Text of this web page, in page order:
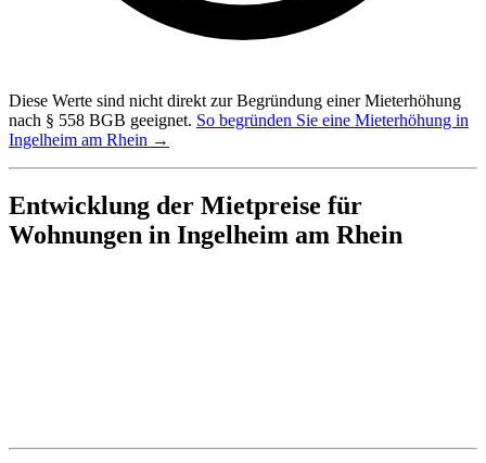
Diese Werte sind nicht direkt zur Begründung einer Mieterhöhung
nach § 558 BGB geeignet. So begründen Sie eine Mieterhöhung in
Ingelheim am Rhein →
Entwicklung der Mietpreise für
Wohnungen in Ingelheim am Rhein